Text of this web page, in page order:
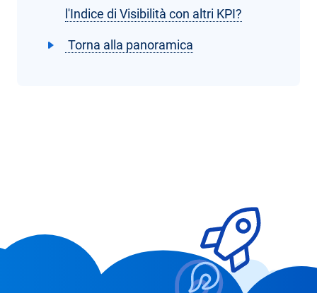
l'Indice di Visibilità con altri KPI?
Torna alla panoramica